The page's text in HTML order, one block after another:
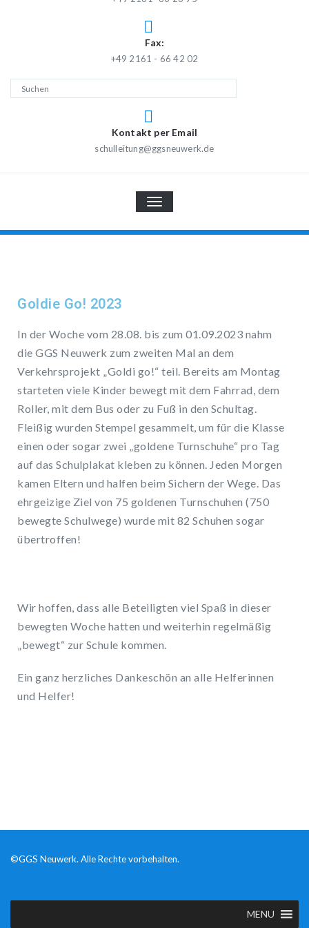
Fax:
+49 2161 - 66 42 02
Kontakt per Email
schulleitung@ggsneuwerk.de
TOGGLE
NAVIGATION
Goldie Go! 2023
In der Woche vom 28.08. bis zum 01.09.2023 nahm
die GGS Neuwerk zum zweiten Mal an dem
Verkehrsprojekt „Goldi go!“ teil. Bereits am Montag
starteten viele Kinder bewegt mit dem Fahrrad, dem
Roller, mit dem Bus oder zu Fuß in den Schultag.
Fleißig wurden Stempel gesammelt, um für die Klasse
einen oder sogar zwei „goldene Turnschuhe“ pro Tag
auf das Schulplakat kleben zu können. Jeden Morgen
kamen Eltern und halfen beim Sichern der Wege. Das
ehrgeizige Ziel von 75 goldenen Turnschuhen (750
bewegte Schulwege) wurde mit 82 Schuhen sogar
übertroffen!
Wir hoffen, dass alle Beteiligten viel Spaß in dieser
bewegten Woche hatten und weiterhin regelmäßig
„bewegt“ zur Schule kommen.
Ein ganz herzliches Dankeschön an alle Helferinnen
und Helfer!
©GGS Neuwerk. Alle Rechte vorbehalten.
MENU